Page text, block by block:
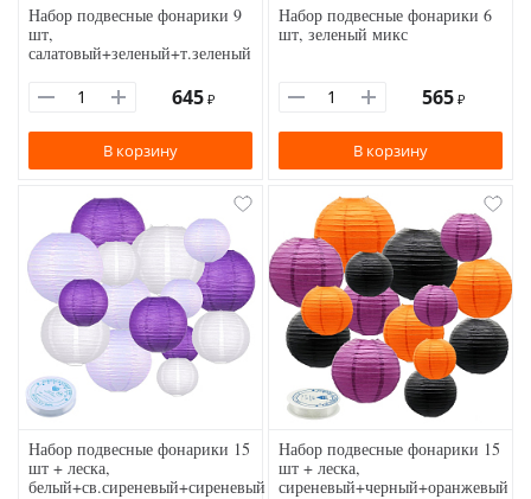
Набор подвесные фонарики 9
шт,
салатовый+зеленый+т.зеленый
645 ₽
В корзину
Набор подвесные фонарики 6
шт, зеленый микс
565 ₽
В корзину
Набор подвесные фонарики 15
шт + леска,
белый+св.сиреневый+сиреневый
Набор подвесные фонарики 15
шт + леска,
сиреневый+черный+оранжевый